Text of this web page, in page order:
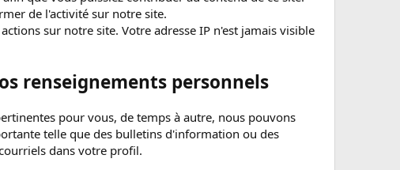
de l'activité sur notre site.
sur notre site. Votre adresse IP n'est jamais visible
renseignements personnels
pour vous, de temps à autre, nous pouvons
telle que des bulletins d'information ou des
dans votre profil.